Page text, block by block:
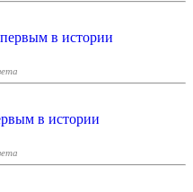
в истории
в истории